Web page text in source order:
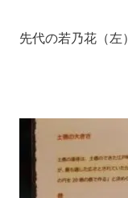
先代の若乃花（左